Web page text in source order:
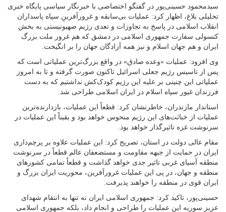
سیدمحمود حسینی‌پور در گفتگو اختصاصی با خبرنگار سیاسی پایگاه خبری
تحلیلی بلاغ، اظهار کرد: عملیات بی‌سابقه و غرورآفرینِ سپاه پاسداران
انقلاب اسلامی در پاسخ به تجاوزات و تعدی رژیم صهیونیستی به بخش
کنسولی سفارت جمهوری اسلامی در دمشق که هم غرور ملت بزرگ
ایران و هم جهان اسلام و نیز همه آزادگان جهان را بر انگیخت.
وی افزود: عملیات «وعده صادق» در واقع بزرگ‌ترین عملیاتی است که
پس از تاسیس رژیم جعلی اسرائیل تا‌کنون صورت گرفته و تا به امروز
عملیاتی این چنینی بر علیه این رژیم کودک‌کش نداشتیم که به دست
فرزندان غیور سپاه اسلام در ایران اسلامی طراحی شد.
استاندار مازندران، خاطرنشان کرد: قطعاً این عملیات، بازدارنده‌ترین
عملیات از خباثت‌های این رژیم منحوس خواهد بود و یقیناً این عملیات در
سرنوشت غزه تاثیرگذار خواهد بود.
مقام عالی دولت در استان، تصریح کرد: این عملیات علاوه بر پرچم‌داری
ایران در حمایت از جبهه مقاومت و مستضعفان عالم قطعاً در سرنوشت
منطقه آسیای غربی تاثیر جدی خواهد گذاشت و قطعاً تمامی کشورهای
منطقه و جهان، در پی این عملیات غرورآفرین، محوریت ایران بزرگ و
ایران قوی در منطقه را خواهند پذیرفت.
حسینی‌پور، تاکید کرد: جمهوری اسلامی ایران نه تنها به انتقام شهدای
عزیز سوریه این عملیات را طراحی و انجام داد، بلکه جمهوری اسلامی